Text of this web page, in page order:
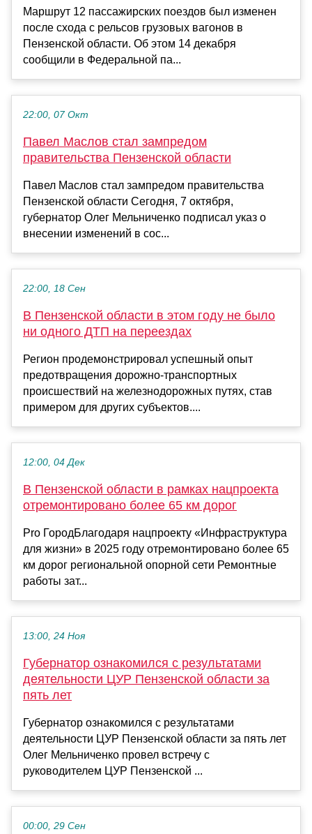
Маршрут 12 пассажирских поездов был изменен
после схода с рельсов грузовых вагонов в
Пензенской области. Об этом 14 декабря
сообщили в Федеральной па...
22:00, 07 Окт
Павел Маслов стал зампредом
правительства Пензенской области
Павел Маслов стал зампредом правительства
Пензенской области Сегодня, 7 октября,
губернатор Олег Мельниченко подписал указ о
внесении изменений в сос...
22:00, 18 Сен
В Пензенской области в этом году не было
ни одного ДТП на переездах
Регион продемонстрировал успешный опыт
предотвращения дорожно-транспортных
происшествий на железнодорожных путях, став
примером для других субъектов....
12:00, 04 Дек
В Пензенской области в рамках нацпроекта
отремонтировано более 65 км дорог
Pro ГородБлагодаря нацпроекту «Инфраструктура
для жизни» в 2025 году отремонтировано более 65
км дорог региональной опорной сети Ремонтные
работы зат...
13:00, 24 Ноя
Губернатор ознакомился с результатами
деятельности ЦУР Пензенской области за
пять лет
Губернатор ознакомился с результатами
деятельности ЦУР Пензенской области за пять лет
Олег Мельниченко провел встречу с
руководителем ЦУР Пензенской ...
00:00, 29 Сен